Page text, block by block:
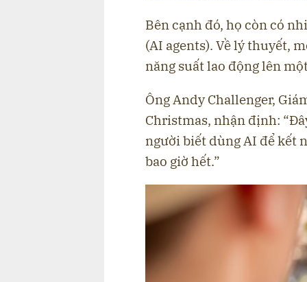
Bên cạnh đó, họ còn có
(AI agents). Về lý thuyết,
năng suất lao động lên
Ông Andy Challenger,
Christmas, nhận định:
người biết dùng AI để kết
bao giờ hết.”